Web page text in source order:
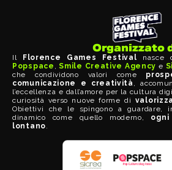
Organizzato
Il Florence Games Festival nasce
Popspace ,Smile Creative Agency e
che condividono valori come
comunicazione e creatività ,
l’eccellenza e dall’amore per la cultura
curiosità verso nuove forme di
Obiettivi che le spingono a guardare,
dinamico come quello moderno,
lontano.